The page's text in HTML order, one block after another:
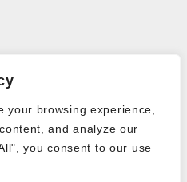
your browsing experience,
and analyze our
you consent to our use